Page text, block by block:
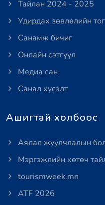
Тайлан 2024 - 2025
Удирдах зөвлөлийн
Санамж бичиг
Онлайн сэтгүүл
Медиа сан
Санал хүсэлт
Ашигтай холбоос
Аялал жуулчлалын
Мэргэжлийн хөтөч
tourismweek.mn
ATF 2026